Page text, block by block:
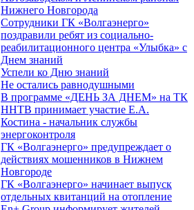
Нижнего Новгорода
Сотрудники ГК «Волгаэнерго»
поздравили ребят из социально-
реабилитационного центра «Улыбка» с
Днем знаний
Успели ко Дню знаний
Не остались равнодушными
В программе «ДЕНЬ ЗА ДНЕМ» на ТК
ННТВ принимает участие Е.А.
Костина - начальник службы
энергоконтроля
ГК «Волгаэнерго» предупреждает о
действиях мошенников в Нижнем
Новгороде
ГК «Волгаэнерго» начинает выпуск
отдельных квитанций на отопление